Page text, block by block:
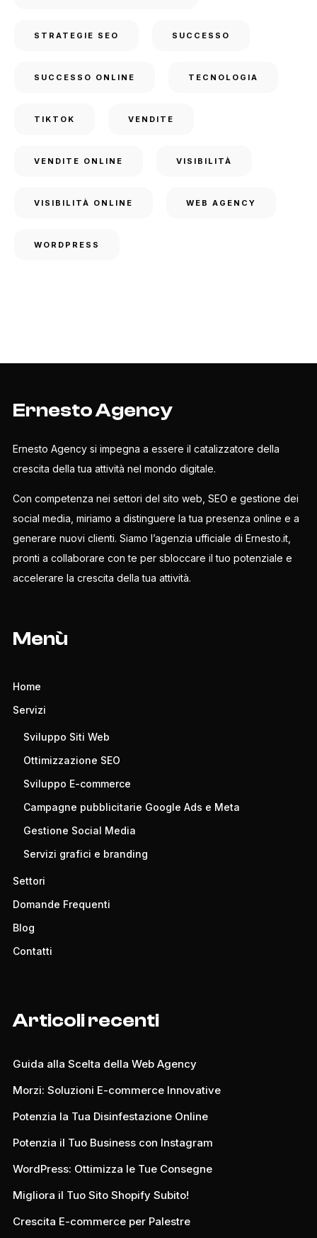
STRATEGIE SEO SUCCESSO
SUCCESSO ONLINE TECNOLOGIA
TIKTOK VENDITE
VENDITE ONLINE VISIBILITÀ
VISIBILITÀ ONLINE WEB AGENCY
WORDPRESS
Ernesto Agency
Ernesto Agency si impegna a essere il catalizzatore della
crescita della tua attività nel mondo digitale.
Con competenza nei settori del sito web, SEO e gestione dei
social media, miriamo a distinguere la tua presenza online e a
generare nuovi clienti. Siamo l’agenzia ufficiale di Ernesto.it,
pronti a collaborare con te per sbloccare il tuo potenziale e
accelerare la crescita della tua attività.
Menù
Home
Servizi
Sviluppo Siti Web
Ottimizzazione SEO
Sviluppo E-commerce
Campagne pubblicitarie Google Ads e Meta
Gestione Social Media
Servizi grafici e branding
Settori
Domande Frequenti
Blog
Contatti
Articoli recenti
Guida alla Scelta della Web Agency
Morzi: Soluzioni E-commerce Innovative
Potenzia la Tua Disinfestazione Online
Potenzia il Tuo Business con Instagram
WordPress: Ottimizza le Tue Consegne
Migliora il Tuo Sito Shopify Subito!
Crescita E-commerce per Palestre